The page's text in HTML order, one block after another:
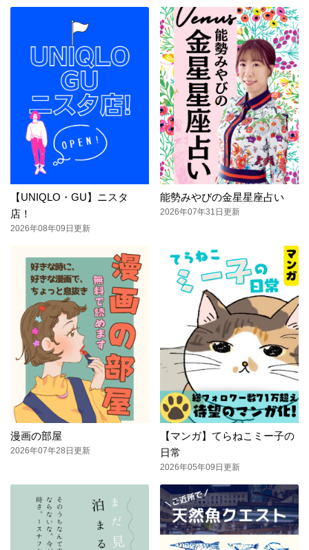
【UNIQLO・GU】ニスタ
店！
2026年08年09日更新
能勢みやびの金星星座占い
2026年07年31日更新
漫画の部屋
2026年07年28日更新
【マンガ】てらねこミー子の
日常
2026年05年09日更新